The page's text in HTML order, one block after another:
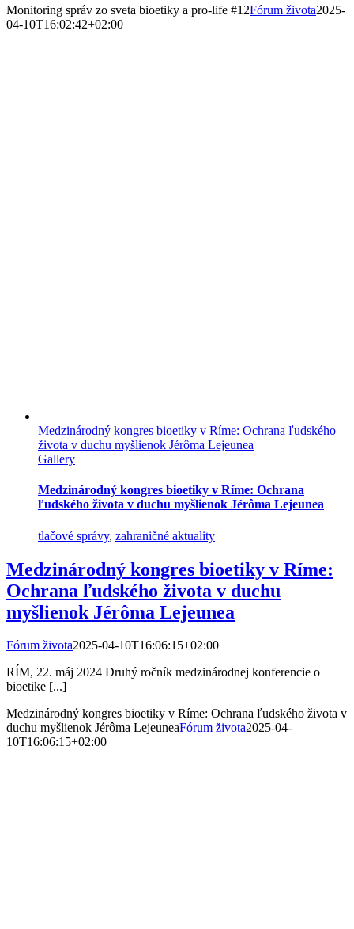
Monitoring správ zo sveta bioetiky a pro-life #12Fórum života2025-
04-10T16:02:42+02:00
Medzinárodný kongres bioetiky v Ríme: Ochrana ľudského
života v duchu myšlienok Jérôma Lejeunea
Gallery
Medzinárodný kongres bioetiky v Ríme: Ochrana
ľudského života v duchu myšlienok Jérôma Lejeunea
tlačové správy, zahraničné aktuality
Medzinárodný kongres bioetiky v Ríme:
Ochrana ľudského života v duchu
myšlienok Jérôma Lejeunea
Fórum života2025-04-10T16:06:15+02:00
RÍM, 22. máj 2024 Druhý ročník medzinárodnej konferencie o
bioetike [...]
Medzinárodný kongres bioetiky v Ríme: Ochrana ľudského života v
duchu myšlienok Jérôma LejeuneaFórum života2025-04-
10T16:06:15+02:00